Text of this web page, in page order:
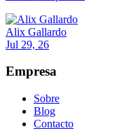
Alix Gallardo
Jul 29, 26
Empresa
Sobre
Blog
Contacto